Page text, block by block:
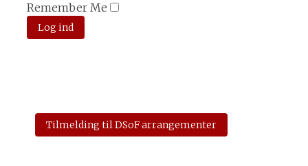
Remember Me
Tilmelding til DSoF arrangementer